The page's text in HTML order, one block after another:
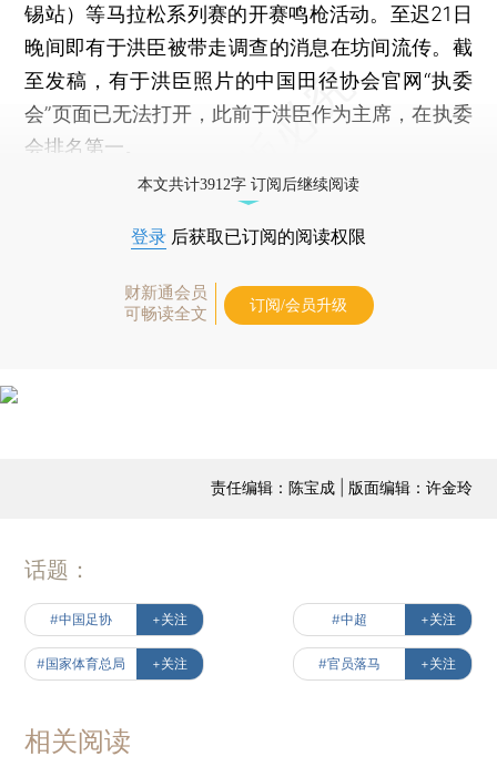
锡站）等马拉松系列赛的开赛鸣枪活动。至迟21日
晚间即有于洪臣被带走调查的消息在坊间流传。截
至发稿，有于洪臣照片的中国田径协会官网“执委
会”页面已无法打开，此前于洪臣作为主席，在执委
会排名第一。
本文共计3912字 订阅后继续阅读
登录 后获取已订阅的阅读权限
财新通会员
可畅读全文
订阅/会员升级
责任编辑：陈宝成 | 版面编辑：许金玲
话题：
#中国足协 +关注 #中超 +关注
#国家体育总局 +关注 #官员落马 +关注
相关阅读